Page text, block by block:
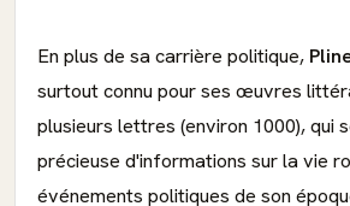
En plus de sa carrière politique,
surtout connu pour ses œuvres
plusieurs lettres (environ 1000), qui
précieuse d'informations sur la vie
événements politiques de son